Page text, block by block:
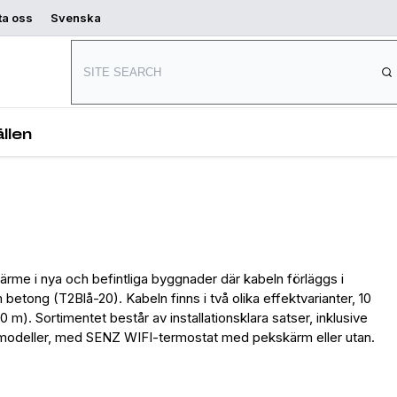
oss Svenska
köpa
Börja designa
i nya och befintliga byggnader där kabeln förläggs i
(T2Blå-20). Kabeln finns i två olika effektvarianter, 10
m). Sortimentet består av installationsklara satser, inklusive
med SENZ WIFI-termostat med pekskärm eller utan.